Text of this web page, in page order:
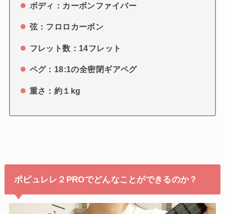
ボディ：カーボンファイバー
弦：フロロカーボン
フレット数：14フレット
ペグ：18:1の全密閉ギアペグ
重さ：約１kg
ポピュレレ２PROでどんなことができるのか？